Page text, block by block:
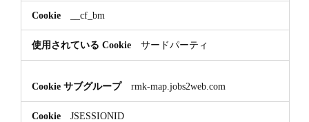
__cf_bm
サードパーティ
rmk-map.jobs2web.com
JSESSIONID